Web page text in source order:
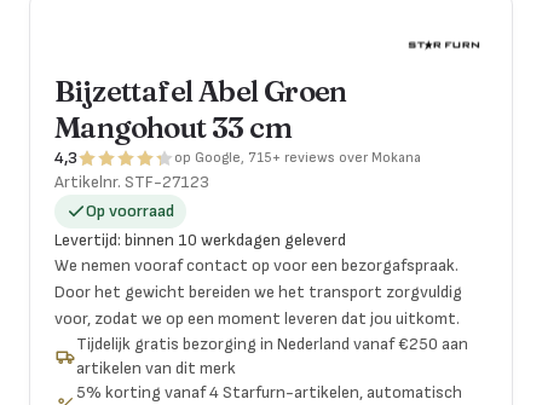
Bijzettafel Abel Groen
Mangohout 33 cm
4,3 op Google, 715+ reviews over Mokana
Artikelnr. STF-27123
Op voorraad
Levertijd: binnen 10 werkdagen geleverd
We nemen vooraf contact op voor een bezorgafspraak.
Door het gewicht bereiden we het transport zorgvuldig
voor, zodat we op een moment leveren dat jou uitkomt.
Tijdelijk gratis bezorging in Nederland vanaf €250 aan
artikelen van dit merk
5% korting vanaf 4 Starfurn-artikelen, automatisch